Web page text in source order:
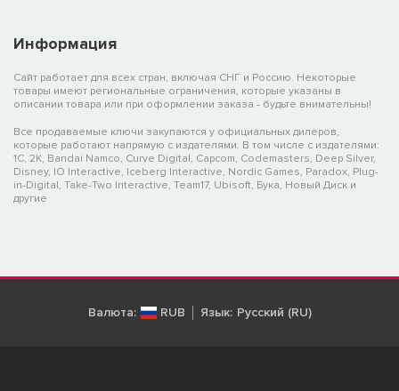
Информация
Сайт работает для всех стран, включая СНГ и Россию. Некоторые
товары имеют региональные ограничения, которые указаны в
описании товара или при оформлении заказа - будьте внимательны!
Все продаваемые ключи закупаются у официальных дилеров,
которые работают напрямую с издателями. В том числе с издателями:
1C, 2K, Bandai Namco, Curve Digital, Capcom, Codemasters, Deep Silver,
Disney, IO Interactive, Iceberg Interactive, Nordic Games, Paradox, Plug-
in-Digital, Take-Two Interactive, Team17, Ubisoft, Бука, Новый Диск и
другие
Валюта: RUB Язык: Русский (RU)